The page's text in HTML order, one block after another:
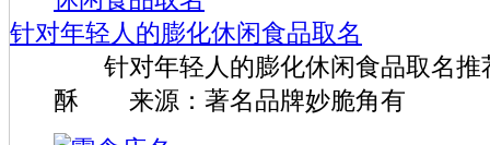
针对年轻人的膨化休闲食品取名
针对年轻人的膨化休闲食品取名
酥 来源：著名品牌妙脆角有